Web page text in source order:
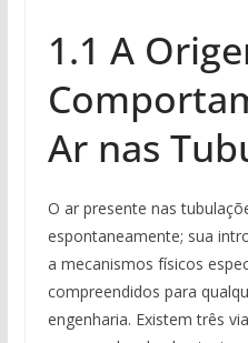
1.1 A
Ar nas
O ar presente nas
espontaneamente; sua
a mecanismos físicos
compreendidos para
engenharia. Existem três